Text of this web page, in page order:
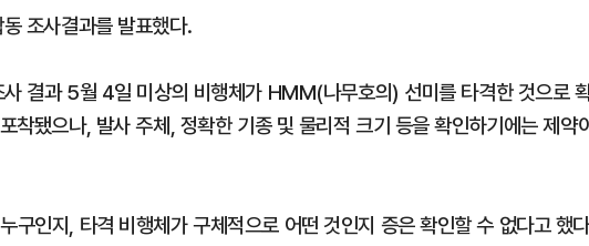
조사결과를 발표했다.
결과 5월 4일 미상의 비행체가 HMM(나무호의) 선미를 타격한 것으로
착됐으나, 발사 주체, 정확한 기종 및 물리적 크기 등을 확인하기에는 제약
구인지, 타격 비행체가 구체적으로 어떤 것인지 증은 확인할 수 없다고 했